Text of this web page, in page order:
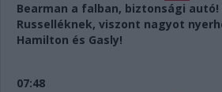
Bearman a falban, biztonsági autó!
Russelléknek, viszont nagyot
Hamilton és Gasly!
07:48